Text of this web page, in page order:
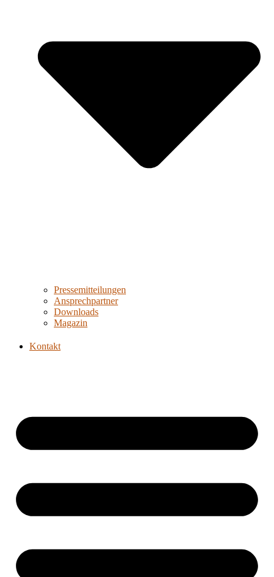
Pressemitteilungen
Ansprechpartner
Downloads
Magazin
Kontakt